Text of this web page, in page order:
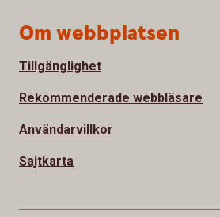
Om webbplatsen
Tillgänglighet
Rekommenderade webbläsare
Användarvillkor
Sajtkarta